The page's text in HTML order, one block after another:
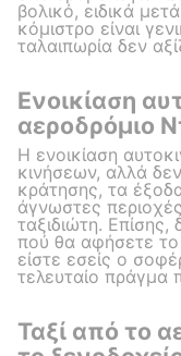
βολικό, ειδικά
κόμιστρο είναι
ταλαιπωρία δεν
Ενοικίαση
αεροδρόμιο
Η ενοικίαση
κινήσεων, αλλά δεν
κράτησης, τα
άγνωστες
ταξιδιώτη. Επίσης,
πού θα αφήσετε το
είστε εσείς ο
τελευταίο πράγμα
Ταξί από το